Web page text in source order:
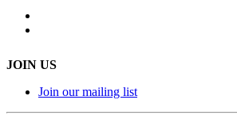
JOIN US
Join our mailing list